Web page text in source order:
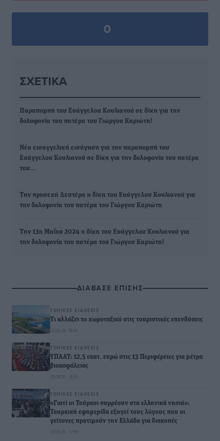
0
ΣΧΕΤΙΚΆ
Παραπομπή του Ευάγγελου Κουλιανού σε δίκη για την
δολοφονία του πατέρα του Γιώργου Καριώτη!
Νέα εισαγγελική εισήγηση για την παραπομπή του
Ευάγγελου Κουλιανού σε δίκη για την δολοφονία του πατέρα
του…
Την προσεχή Δευτέρα η δίκη του Ευάγγελου Κουλιανού για
την δολοφονία του πατέρα του Γιώργου Καριώτη
Την 13η Μαΐου 2024 η δίκη του Ευάγγελου Κουλιανού για
την δολοφονία του πατέρα του Γιώργου Καριώτη!
ΔΙΑΒΑΣΕ ΕΠΙΣΗΣ
ΤΟΠΙΚΈΣ ΕΙΔΉΣΕΙΣ
Τι αλλάζει το χωροταξικό στις τουριστικές επενδύσεις
07.08.26 · 18:41
ΤΟΠΙΚΈΣ ΕΙΔΉΣΕΙΣ
ΥΠΑΑΤ: 12,5 εκατ. ευρώ στις 13 Περιφέρειες για μέτρα
βιοασφάλειας
07.08.26 · 18:19
ΤΟΠΙΚΈΣ ΕΙΔΉΣΕΙΣ
«Γιατί οι Τούρκοι συρρέουν στα ελληνικά νησιά»:
Τουρκική εφημερίδα εξηγεί τους λόγους που οι
γείτονες προτιμούν την Ελλάδα για διακοπές
07.08.26 · 17:55